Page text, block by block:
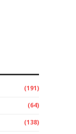
(191)
(64)
(138)